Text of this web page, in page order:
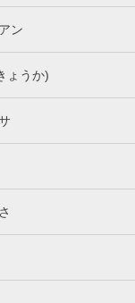
ン
ょうか)